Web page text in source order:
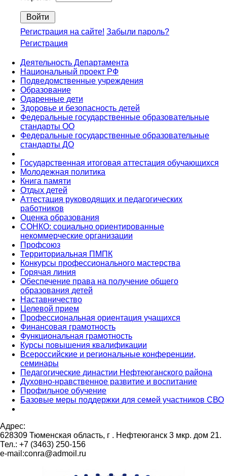
Регистрация на сайте! Забыли пароль?
Регистрация
Деятельность Департамента
Национальный проект РФ
Подведомственные учреждения
Образование
Одаренные дети
Здоровье и безопасность детей
Федеральные государственные образовательные
стандарты ОО
Федеральные государственные образовательные
стандарты ДО
Государственная итоговая аттестация обучающихся
Молодежная политика
Книга памяти
Отдых детей
Аттестация руководящих и педагогических
работников
Оценка образования
СОНКО: социально ориентированные
некоммерческие организации
Профсоюз
Территориальная ПМПК
Конкурсы профессионального мастерства
Горячая линия
Обеспечение права на получение общего
образования детей
Наставничество
Целевой прием
Профессиональная ориентация учащихся
Финансовая грамотность
Функциональная грамотность
Курсы повышения квалификации
Всероссийские и региональные конференции,
семинары
Педагогические династии Нефтеюганского района
Духовно-нравственное развитие и воспитание
Профильное обучение
Базовые меры поддержки для семей участников СВО
Адрес:
628309 Тюменская область, г . Нефтеюганск 3 мкр. дом 21.
Тел.: +7 (3463) 250-156
e-mail:conra@admoil.ru